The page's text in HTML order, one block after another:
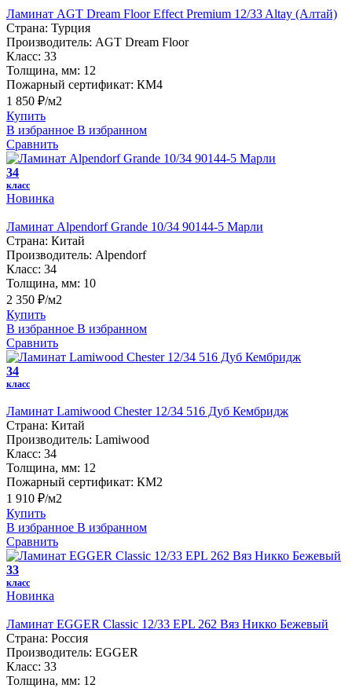
Ламинат AGT Dream Floor Effect Premium 12/33 Altay (Алтай)
Страна: Турция
Производитель: AGT Dream Floor
Класс: 33
Толщина, мм: 12
Пожарный сертификат: КМ4
1 850 ₽/м2
Купить
В избранное В избранном
Сравнить
34
класс
Новинка
Ламинат Alpendorf Grande 10/34 90144-5 Марли
Страна: Китай
Производитель: Alpendorf
Класс: 34
Толщина, мм: 10
2 350 ₽/м2
Купить
В избранное В избранном
Сравнить
34
класс
Ламинат Lamiwood Chester 12/34 516 Дуб Кембридж
Страна: Китай
Производитель: Lamiwood
Класс: 34
Толщина, мм: 12
Пожарный сертификат: КМ2
1 910 ₽/м2
Купить
В избранное В избранном
Сравнить
33
класс
Новинка
Ламинат EGGER Classic 12/33 EPL 262 Вяз Никко Бежевый
Страна: Россия
Производитель: EGGER
Класс: 33
Толщина, мм: 12